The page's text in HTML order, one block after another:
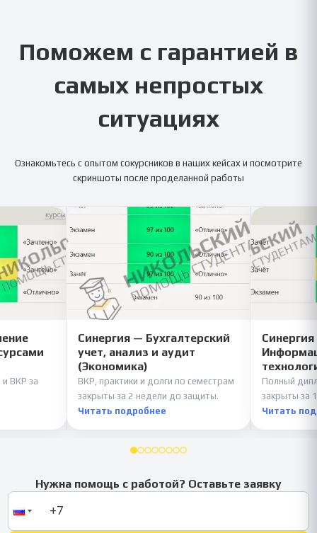
Поможем с гарантией в
самых непростых
ситуациях
Ознакомьтесь с опытом сокурсников в наших кейсах и посмотрите
скриншоты после проделанной работы
и ВКР за
Синергия — Бухгалтерский
учет, анализ и аудит
(Экономика)
ВКР, практики и долги по семестрам
закрыты за 2 недели до защиты.
Читать подробнее
Полный
закрыты за
Читать
Нужна помощь с работой? Оставьте заявку